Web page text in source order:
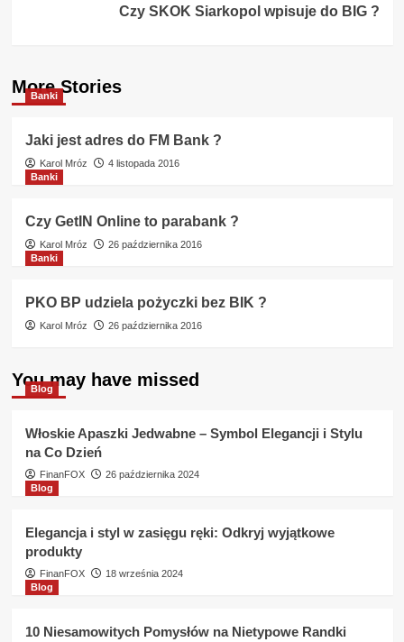
Czy SKOK Siarkopol wpisuje do BIG ?
More Stories
Banki
Jaki jest adres do FM Bank ?
Karol Mróz
4 listopada 2016
Banki
Czy GetIN Online to parabank ?
Karol Mróz
26 października 2016
Banki
PKO BP udziela pożyczki bez BIK ?
Karol Mróz 26 października 2016
You may have missed
Blog
Włoskie Apaszki Jedwabne – Symbol Elegancji i Stylu
na Co Dzień
FinanFOX
26 października 2024
Blog
Elegancja i styl w zasięgu ręki: Odkryj wyjątkowe
produkty
FinanFOX
18 września 2024
Blog
10 Niesamowitych Pomysłów na Nietypowe Randki